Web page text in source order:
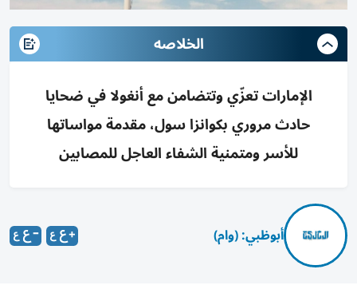
الخلاصه
الإمارات تعزّي وتتضامن مع أنغولا في ضحايا
حادث مروري بكوانزا سول، مقدمة مواساتها
للأسر ومتمنية الشفاء العاجل للمصابين
أبوظبي: (وام)